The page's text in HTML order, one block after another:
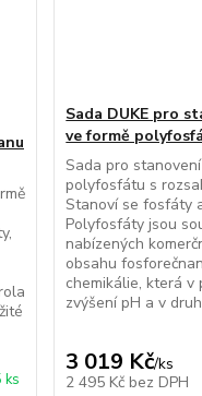
ks
Sada DUKE pro
ve formě
Sada pro
polyfosfátu s
Stanoví se fosfáty
Polyfosfáty jsou
nabízených
obsahu
chemikálie, která v
zvýšení pH a v
3 019 Kč/ks
2 495 Kč bez DPH